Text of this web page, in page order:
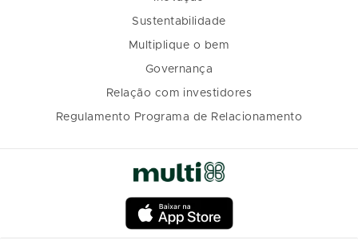
Sustentabilidade
Multiplique o bem
Governança
Relação com investidores
Regulamento Programa de Relacionamento